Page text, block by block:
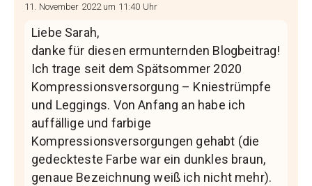
11. November 2022 um 11:40 Uhr
Liebe Sarah,
danke für diesen ermunternden Blogbeitrag!
Ich trage seit dem Spätsommer 2020
Kompressionsversorgung – Kniestrümpfe
und Leggings. Von Anfang an habe ich
auffällige und farbige
Kompressionsversorgungen gehabt (die
gedeckteste Farbe war ein dunkles braun,
genaue Bezeichnung weiß ich nicht mehr).